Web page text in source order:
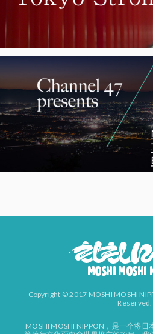
Copyright © 2017 MOSHI MOSHI
Reserved.
MOSHI MOSHI NIPPON，是一个将日